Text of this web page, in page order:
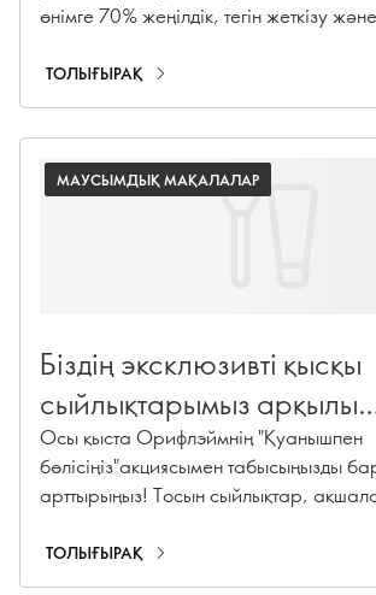
өнімге 70% жеңілдік, тегін жеткізу
ТОЛЫҒЫРАҚ
МАУСЫМДЫҚ МАҚАЛАЛАР
Біздің эксклюзивті қысқы
сыйлықтарымыз арқылы
қуанышпен бөлісіңіз
Осы қыста Орифлэймнің "Қуанышпен
бөлісіңіз"акциясымен табысыңызды
арттырыңыз! Тосын сыйлықтар,
ТОЛЫҒЫРАҚ